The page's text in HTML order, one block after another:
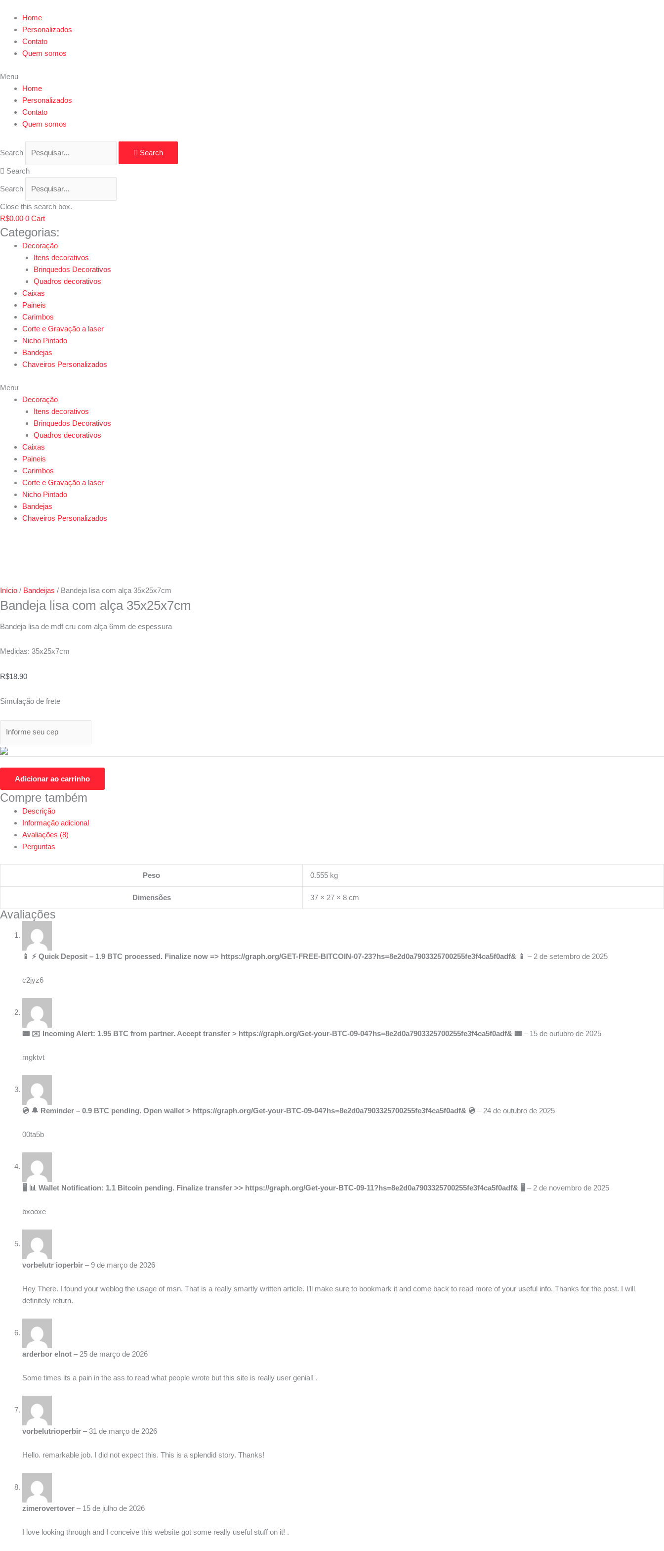
conteúdo
Home
Personalizados
Contato
Quem somos
Menu
Home
Personalizados
Contato
Quem somos
Search Search
Search
Search
Close this search box.
R$0.00 0 Cart
Categorias:
Decoração
Itens decorativos
Brinquedos Decorativos
Quadros decorativos
Caixas
Paineis
Carimbos
Corte e Gravação a laser
Nicho Pintado
Bandejas
Chaveiros Personalizados
Menu
Decoração
Itens decorativos
Brinquedos Decorativos
Quadros decorativos
Caixas
Paineis
Carimbos
Corte e Gravação a laser
Nicho Pintado
Bandejas
Chaveiros Personalizados
Início / Bandeijas / Bandeja lisa com alça 35x25x7cm
Bandeja lisa com alça 35x25x7cm
Bandeja lisa de mdf cru com alça 6mm de espessura
Medidas: 35x25x7cm
R$18.90
Simulação de frete
35x25x7cm
Adicionar ao carrinho
Compre também
Descrição
Informação adicional
Avaliações (8)
Perguntas
Peso 0.555 kg
Dimensões 37 × 27 × 8 cm
Avaliações
📱 ⚡ Quick Deposit – 1.9 BTC processed. Finalize now => https://graph.org/GET-FREE-BITCOIN-07-23?hs=8e2d0a7903325700255fe3f4ca5f0adf& 📱 – 2 de setembro de 2025
c2jyz6
📟 ✉️ Incoming Alert: 1.95 BTC from partner. Accept transfer > https://graph.org/Get-your-BTC-09-04?hs=8e2d0a7903325700255fe3f4ca5f0adf& 📟 – 15 de outubro de 2025
mgktvt
💿 🔔 Reminder – 0.9 BTC pending. Open wallet > https://graph.org/Get-your-BTC-09-04?hs=8e2d0a7903325700255fe3f4ca5f0adf& 💿 – 24 de outubro de 2025
00ta5b
🖥 📊 Wallet Notification: 1.1 Bitcoin pending. Finalize transfer >> https://graph.org/Get-your-BTC-09-11?hs=8e2d0a7903325700255fe3f4ca5f0adf& 🖥 – 2 de novembro de 2025
bxooxe
vorbelutr ioperbir – 9 de março de 2026
Hey There. I found your weblog the usage of msn. That is a really smartly written article. I’ll make sure to bookmark it and come back to read more of your useful info. Thanks for the post. I will
definitely return.
arderbor elnot – 25 de março de 2026
Some times its a pain in the ass to read what people wrote but this site is really user genial! .
vorbelutrioperbir – 31 de março de 2026
Hello. remarkable job. I did not expect this. This is a splendid story. Thanks!
zimerovertover – 15 de julho de 2026
I love looking through and I conceive this website got some really useful stuff on it! .